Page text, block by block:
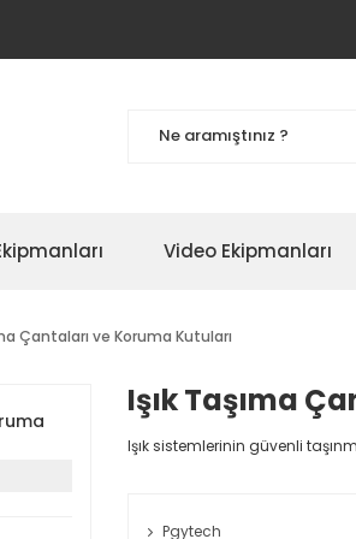
Video Ekipmanları
Çantaları ve Koruma Kutuları
Işık Taşıma
Işık sistemlerinin güvenli
Pgytech